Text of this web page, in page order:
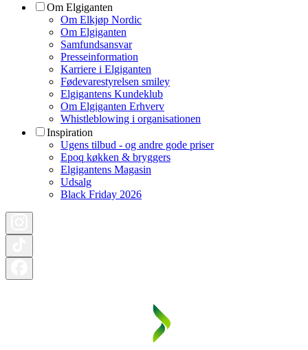
Om Elgiganten
Om Elkjøp Nordic
Om Elgiganten
Samfundsansvar
Presseinformation
Karriere i Elgiganten
Fødevarestyrelsen smiley
Elgigantens Kundeklub
Om Elgiganten Erhverv
Whistleblowing i organisationen
Inspiration
Ugens tilbud - og andre gode priser
Epoq køkken & bryggers
Elgigantens Magasin
Udsalg
Black Friday 2026